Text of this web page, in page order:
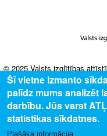
© 2025 Valsts izglītības
Šī vietne izmanto
palīdz mums analizēt
darbību. Jūs varat
statistikas sīkdatnes.
Plašāka informācija